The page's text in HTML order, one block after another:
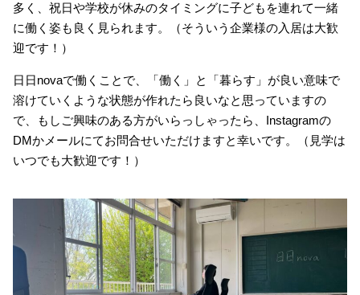
多く、祝日や学校が休みのタイミングに子どもを連れて一緒
に働く姿も良く見られます。（そういう企業様の入居は大歓
迎です！）
日日novaで働くことで、「働く」と「暮らす」が良い意味で
溶けていくような状態が作れたら良いなと思っていますの
で、もしご興味のある方がいらっしゃったら、Instagramの
DMかメールにてお問合せいただけますと幸いです。（見学は
いつでも大歓迎です！）